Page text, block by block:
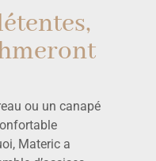
ou un canapé
Materic a